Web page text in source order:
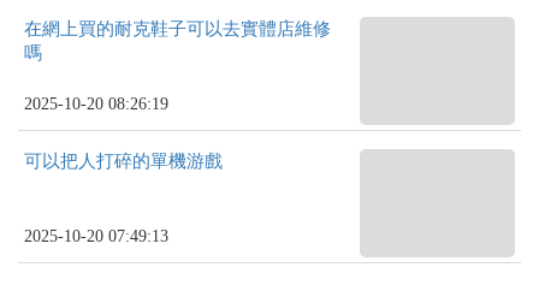
在網上買的耐克鞋子可以去實體店維修
嗎
2025-10-20 08:26:19
可以把人打碎的單機游戲
2025-10-20 07:49:13